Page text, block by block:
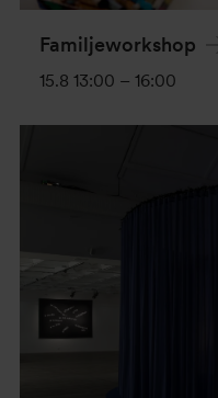
Familjeworkshop
15.8 13:00 – 16:00